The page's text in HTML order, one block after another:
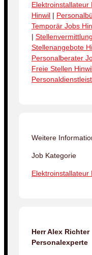
Elektroinstallateur
Hinwil |
Temporär Jobs
|
Stellenangebote
Personalberater
Freie Stellen
Weitere
Job Kategorie
Elektroinstallateur
Herr Alex Richter
Personalexperte